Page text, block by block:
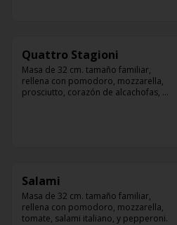
Quattro Stagioni
Masa de 32 cm. tamaño familiar,
rellena con pomodoro, mozzarella,
prosciutto, corazón de alcachofas,
Salami
Masa de 32 cm. tamaño familiar,
rellena con pomodoro, mozzarella,
tomate, salami italiano, y pepperoni.